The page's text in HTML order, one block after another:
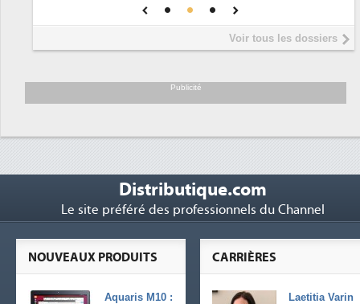
Interview de Fabrice Coquio,
président de Digital Realty...
soutient les...
Voir tous les dossiers
Publicité
Distributique.com
Le site préféré des professionnels du Channel
CARRIÈRES
Laetitia Varin
NOUVEAUX PRODUITS
Aquaris M10 :